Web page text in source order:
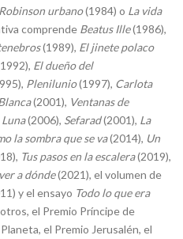
urbano(1984) o La vida
comprende Beatus Ille(1986),
(1989), El jinete polaco
El dueño del
Plenilunio(1997), Carlota
(2001), Ventanas de
(2006), Sefarad(2001), La
la sombra que se va(2014), Un
Tus pasos en la escalera(2019),
a dónde(2021), el volumen de
y el ensayo Todo lo que era
el Premio Príncipe de
el Premio Jerusalén, el